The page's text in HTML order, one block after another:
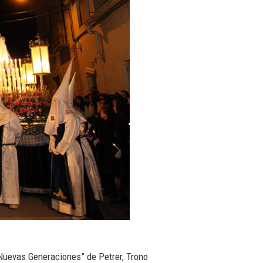
Generaciones” de Petrer, Trono